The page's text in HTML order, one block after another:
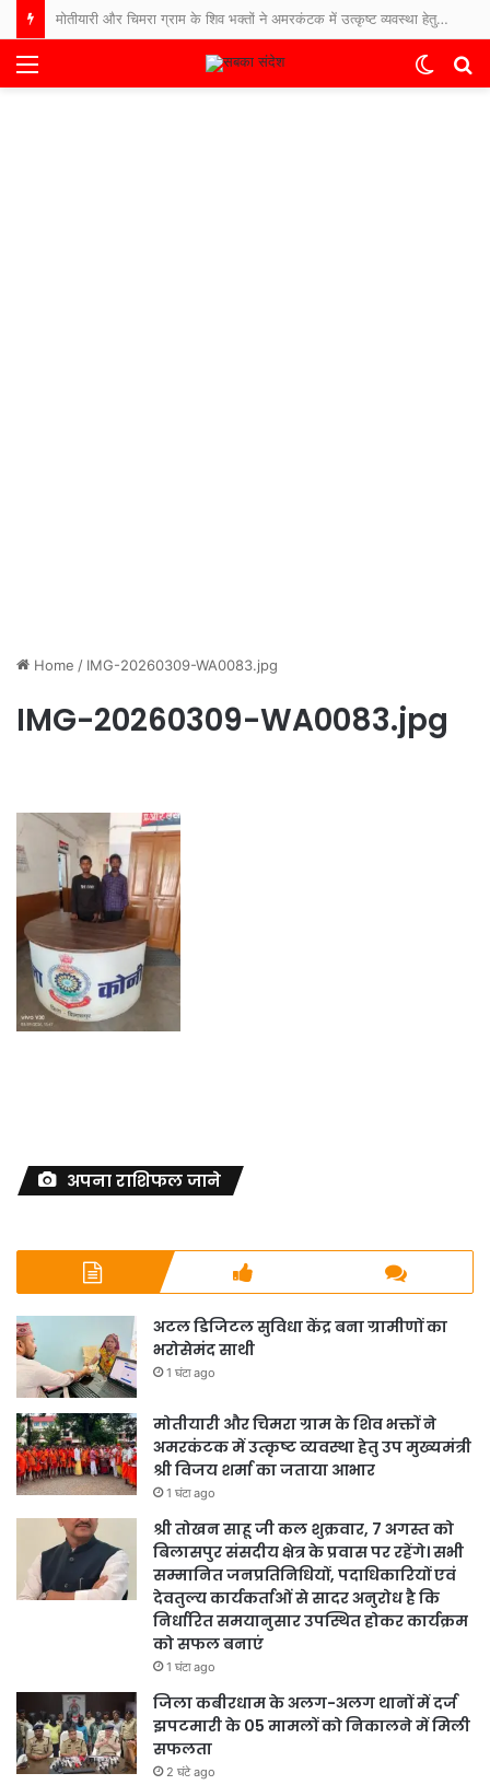
मोतीयारी और चिमरा ग्राम के शिव भक्तों ने अमरकंटक में उत्कृष्ट व्यवस्था हेतु उप मुख्यमंत्री श्री विजय शर्मा का जताया आभार
Menu
Switch
Home / IMG-20260309-WA0083.jpg
IMG-20260309-WA0083.jpg
अपना राशिफल जाने
अटल डिजिटल सुविधा केंद्र बना ग्रामीणों का
भरोसेमंद साथी
1 घंटा ago
मोतीयारी और चिमरा ग्राम के शिव भक्तों ने
अमरकंटक में उत्कृष्ट व्यवस्था हेतु उप मुख्यमंत्री
श्री विजय शर्मा का जताया आभार
1 घंटा ago
श्री तोखन साहू जी कल शुक्रवार, 7 अगस्त को
बिलासपुर संसदीय क्षेत्र के प्रवास पर रहेंगे। सभी
सम्मानित जनप्रतिनिधियों, पदाधिकारियों एवं
देवतुल्य कार्यकर्ताओं से सादर अनुरोध है कि
निर्धारित समयानुसार उपस्थित होकर कार्यक्रम
को सफल बनाएं
1 घंटा ago
जिला कबीरधाम के अलग-अलग थानों में दर्ज
झपटमारी के 05 मामलों को निकालने में मिली
सफलता
2 घंटे ago